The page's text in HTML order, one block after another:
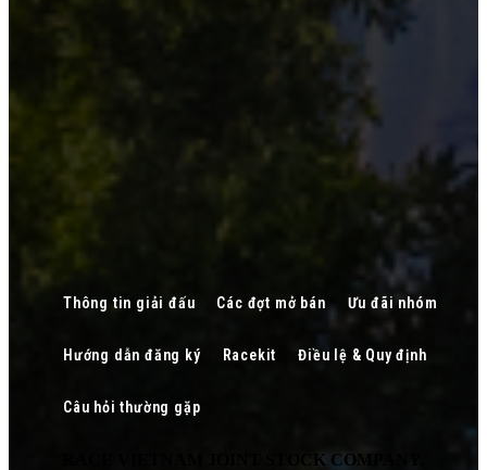
Thông tin giải đấu Các đợt mở bán Ưu đãi nhóm
Hướng dẫn đăng ký Racekit Điều lệ & Quy định
Câu hỏi thường gặp
RACE VIETNAM JOINT STOCK COMPANY.